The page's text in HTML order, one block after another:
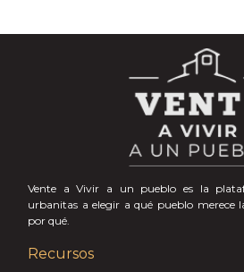
Vente a Vivir a un pueblo es la
urbanitas a elegir a qué pueblo merece
por qué.
Recursos